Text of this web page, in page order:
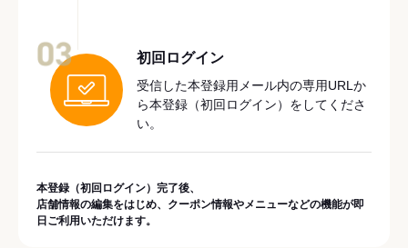
初回ログイン
受信した本登録用メール内の専用URLか
ら本登録（初回ログイン）をしてくださ
い。
本登録（初回ログイン）完了後、
店舗情報の編集をはじめ、クーポン情報やメニューなどの機能が即
日ご利用いただけます。